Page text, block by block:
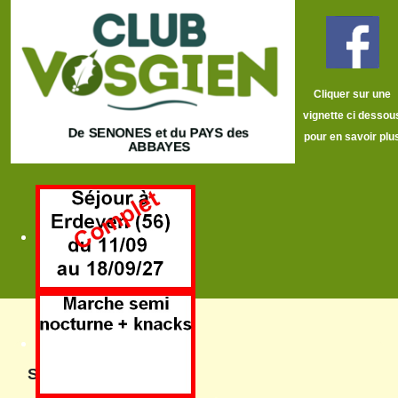
Cliquer sur une
vignette ci
pour en savoir
Sommaire: